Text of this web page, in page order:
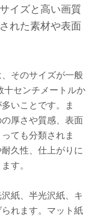
イズと高い画質
れた素材や表面
そのサイズが一般
十センチメートルか
いことです。ま
厚さや質感、表面
ても分類されま
久性、仕上がりに
す。
紙、半光沢紙、キ
れます。マット紙